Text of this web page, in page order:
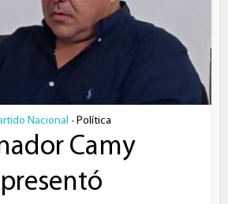
Nacional • Política
Camy
presentó